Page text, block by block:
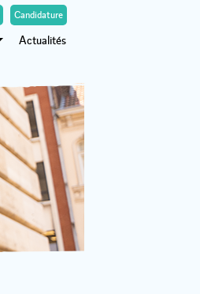
Candidature
Actualités